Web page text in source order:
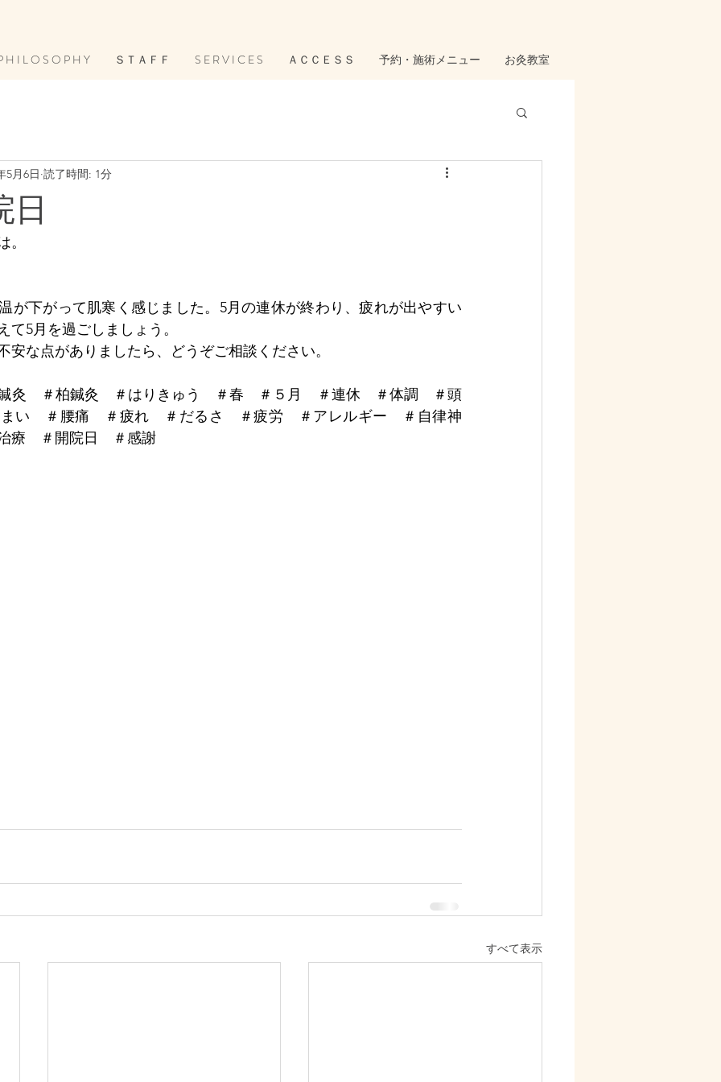
H I L O S O P H Y ＳＴＡＦＦ S E R V I C E S ＡＣＣＥＳＳ 予約・施術メニュー お灸教室
日
5月6日 読了時間: 1分
。
が下がって肌寒く感じました。5月の連休が終わり、疲れが出やすい
て5月を過ごしましょう。
安な点がありましたら、どうぞご相談ください。
灸　＃柏鍼灸　＃はりきゅう　＃春　＃５月　＃連休　＃体調　＃頭
い　＃腰痛　＃疲れ　＃だるさ　＃疲労　＃アレルギー　＃自律神
療　＃開院日　＃感謝
すべて表示